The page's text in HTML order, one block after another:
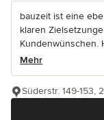
bauzeit ist eine
klaren
Kundenwünschen.
Mehr
Süderstr. 149-153,